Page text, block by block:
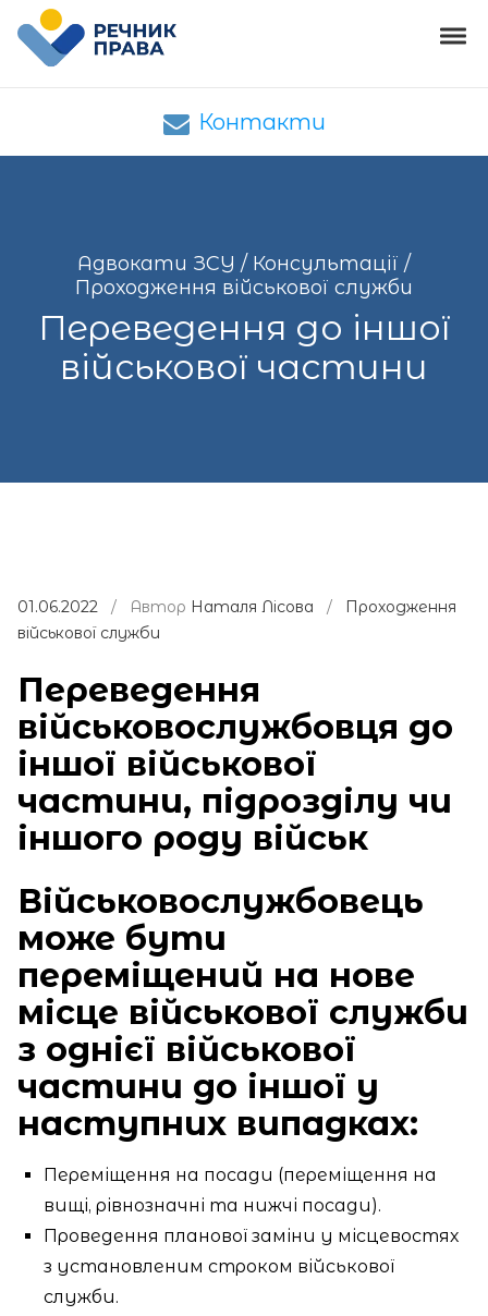
Skip to navigation
Skip to content
Адвокати ЗСУ
Контакти
Переведення до іншої
військової частини
Адвокати ЗСУ / Консультації /
Проходження військової служби
01.06.2022 / Автор Наталя Лісова /
Проходження
військової служби
Переведення
військовослужбовця до
іншої військової
частини, підрозділу чи
іншого роду військ
Військовослужбовець
може бути
переміщений на нове
місце військової служби
з однієї військової
частини до іншої у
наступних випадках:
Переміщення на посади (переміщення на
вищі, рівнозначні та нижчі посади).
Проведення планової заміни у місцевостях
з установленим строком військової
служби.